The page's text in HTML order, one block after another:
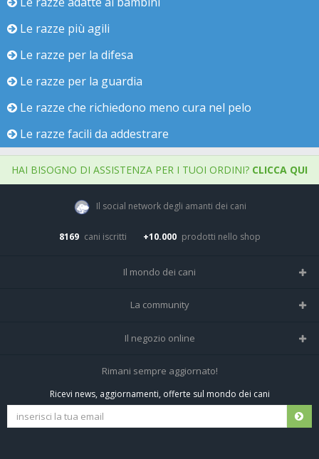
Le razze più agili
Le razze per la difesa
Le razze per la guardia
Le razze che richiedono meno cura nel pelo
Le razze facili da addestrare
HAI BISOGNO DI ASSISTENZA PER I TUOI ORDINI? CLICCA QUI
Il social network degli amanti dei cani
8169 cani iscritti +10.000 prodotti nello shop
Il mondo dei cani
Tutte le razze
La community
Home
Tutti i cani iscritti
Il negozio online
Negozio per cani
Spedizioni e resi
Rimani sempre aggiornato!
Ricevi news, aggiornamenti, offerte sul mondo dei cani